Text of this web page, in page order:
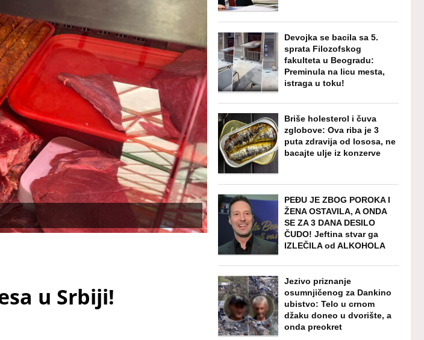
u Srbiji!
Devojka se bacila sa 5.
sprata Filozofskog
fakulteta u Beogradu:
Preminula na licu mesta,
istraga u toku!
Briše holesterol i čuva
zglobove: Ova riba je 3
puta zdravija od lososa, ne
bacajte ulje iz konzerve
PEĐU JE ZBOG POROKA I
ŽENA OSTAVILA, A ONDA
SE ZA 3 DANA DESILO
ČUDO! Jeftina stvar ga
IZLEČILA od ALKOHOLA
Jezivo priznanje
osumnjičenog za Dankino
ubistvo: Telo u crnom
džaku doneo u dvorište, a
onda preokret